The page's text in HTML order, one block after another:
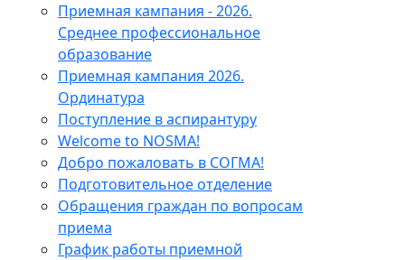
Приемная кампания - 2026.
Среднее профессиональное
образование
Приемная кампания 2026.
Ординатура
Поступление в аспирантуру
Welcome to NOSMA!
Добро пожаловать в СОГМА!
Подготовительное отделение
Обращения граждан по вопросам
приема
График работы приемной